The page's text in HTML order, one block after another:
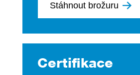
Stáhnout brožuru
Certifikace